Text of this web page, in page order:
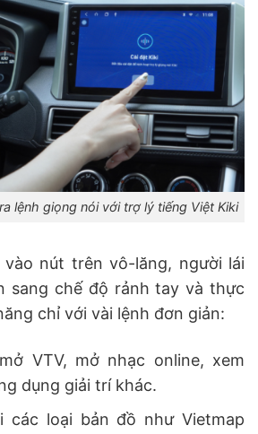
lệnh giọng nói với trợ lý tiếng Việt Kiki
vào nút trên vô-lăng, người lái
sang chế độ rảnh tay và thực
chỉ với vài lệnh đơn giản:
VTV, mở nhạc online, xem
dụng giải trí khác.
các loại bản đồ như Vietmap